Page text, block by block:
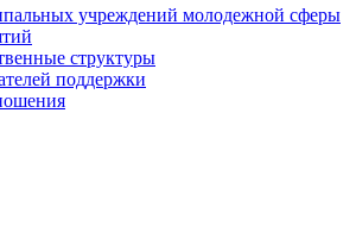
учреждений молодежной сферы
структуры
поддержки